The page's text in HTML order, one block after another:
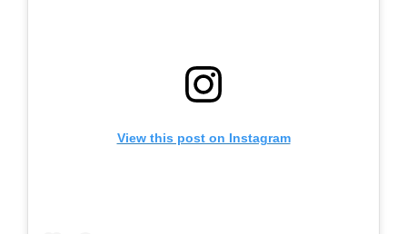
View this post on Instagram